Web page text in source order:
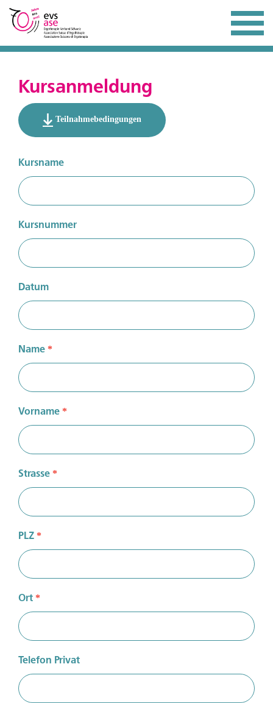
Kursanmeldung
Teilnahmebedingungen
Kursname
Kursnummer
Datum
Name *
Vorname *
Strasse *
PLZ *
Ort *
Telefon Privat